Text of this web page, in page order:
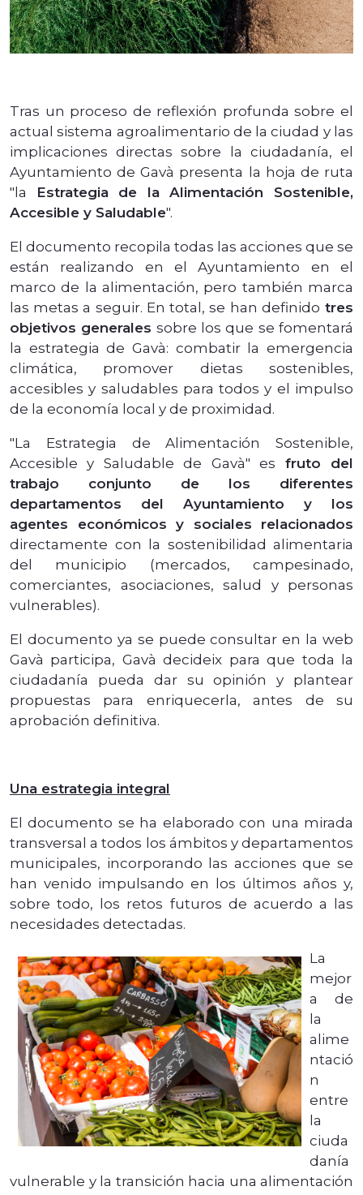
Tras un proceso de reflexión profunda sobre el
actual sistema agroalimentario de la ciudad y las
implicaciones directas sobre la ciudadanía, el
Ayuntamiento de Gavà presenta la hoja de ruta
"la
Estrategia de la Alimentación Sostenible,
Accesible y Saludable".
El documento recopila todas las acciones que se
están realizando en el Ayuntamiento en el
marco de la alimentación, pero también marca
las metas a seguir. En total, se han definido tres
objetivos generales sobre los que se fomentará
la estrategia de Gavà: combatir la emergencia
climática, promover dietas sostenibles,
accesibles y saludables para todos y el impulso
de la economía local y de proximidad.
"La Estrategia de Alimentación Sostenible,
Accesible y Saludable de Gavà" es fruto del
trabajo conjunto de los diferentes
departamentos del Ayuntamiento y los
agentes económicos y sociales relacionados
directamente con la sostenibilidad alimentaria
del municipio (mercados, campesinado,
comerciantes, asociaciones, salud y personas
vulnerables).
El documento ya se puede consultar en la web
Gavà participa, Gavà decideix para que toda la
ciudadanía pueda dar su opinión y plantear
propuestas para enriquecerla, antes de su
aprobación definitiva.
Una estrategia integral
El documento se ha elaborado con una mirada
transversal a todos los ámbitos y departamentos
municipales, incorporando las acciones que se
han venido impulsando en los últimos años y,
sobre todo, los retos futuros de acuerdo a las
necesidades detectadas.
La
mejor
a de
la
alime
ntació
n
entre
la
ciuda
danía
vulnerable y la transición hacia una alimentación